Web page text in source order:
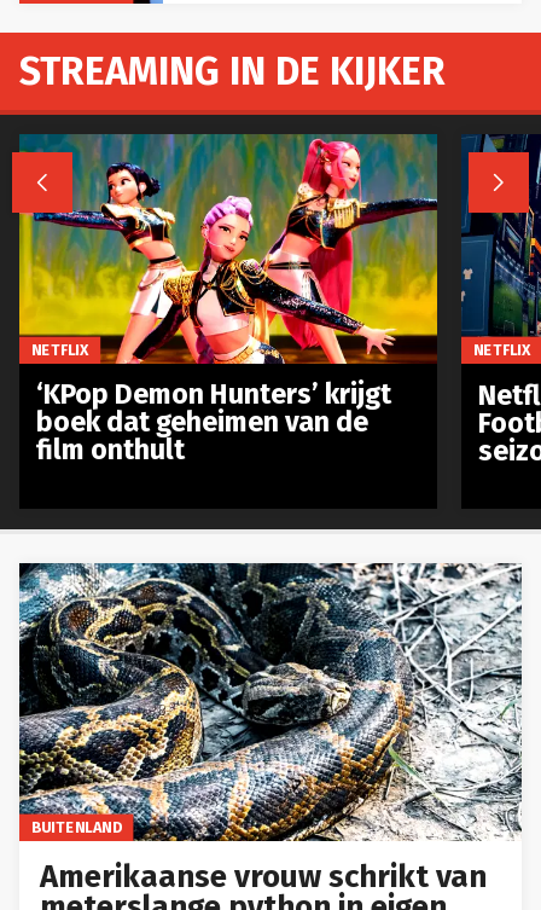
BUITENLAND
Amerikaanse vrouw schrikt van
STREAMING IN DE KIJKER
 
NETFLIX
‘KPop Demon Hunters’ krijgt
boek dat geheimen van de
film onthult
NETFLIX